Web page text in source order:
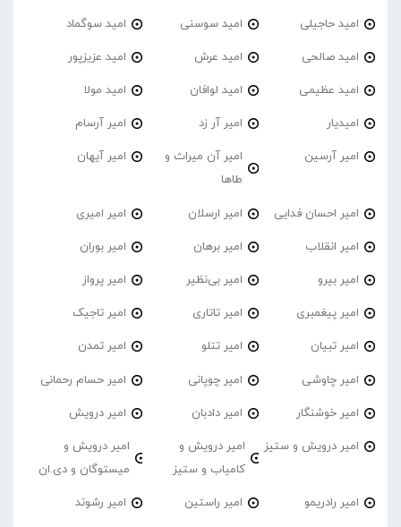
امید حاجیلی امید سوسنی امید سوگماد
امید صالحی امید عرش امید عزیزپور
امید عظیمی امید لوافان امید مولا
امیدیار امیر آر زد امیر آرسام
امیر آرسین
امیر آن میراث و
طاها
امیر آیهان
امیر احسان فدایی امیر ارسلان امیر امیری
امیر انقلاب امیر برهان امیر‌ بوران
امیر بیرو امیر بی‌نظیر امیر پرواز
امیر پیغمبری امیر تاتاری امیر تاجیک
امیر تبیان امیر تتلو امیر تمدن
امیر چاوشی امیر چوپانی امیر حسام رحمانی
امیر خوشنگار امیر دادبان امیر درویش
امیر درویش و ستیز
امیر درویش و
کامیاب و ستیز
امیر درویش و
میستوگان و دی.ان
امیر رادریمو امیر راستین امیر رشوند